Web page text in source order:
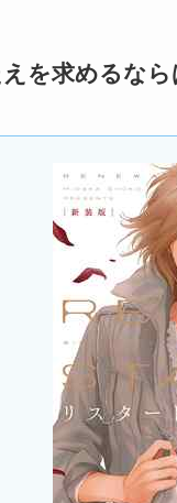
を求めるな